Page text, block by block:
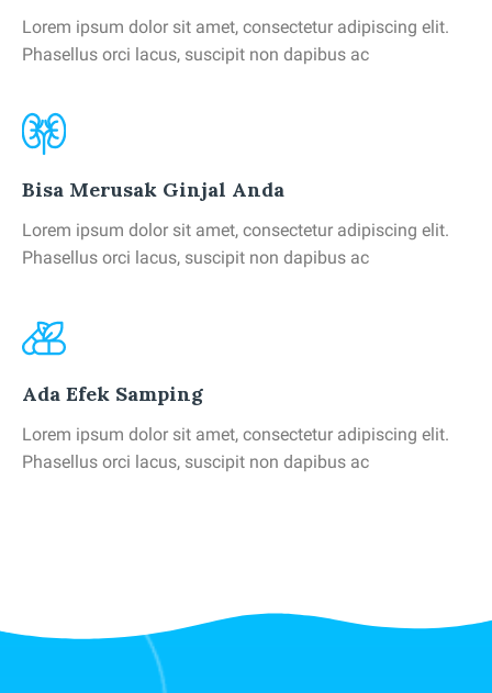
Lorem ipsum dolor sit amet, consectetur adipiscing elit.
Phasellus orci lacus, suscipit non dapibus ac
Bisa Merusak Ginjal Anda
Lorem ipsum dolor sit amet, consectetur adipiscing elit.
Phasellus orci lacus, suscipit non dapibus ac
Ada Efek Samping
Lorem ipsum dolor sit amet, consectetur adipiscing elit.
Phasellus orci lacus, suscipit non dapibus ac